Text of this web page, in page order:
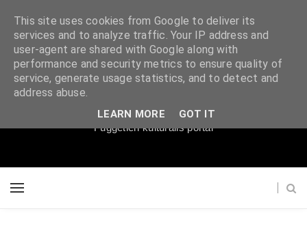
Súgópéldány
Független kulturális portál
This site uses cookies from Google to deliver its
services and to analyze traffic. Your IP address and
user-agent are shared with Google along with
performance and security metrics to ensure quality of
service, generate usage statistics, and to detect and
address abuse.
LEARN MORE GOT IT